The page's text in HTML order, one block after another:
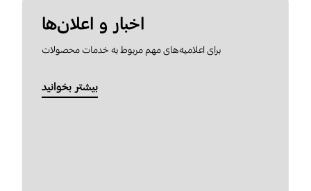
اخبار و اعلان‌ها
برای اعلامیه‌های مهم مربوط به خدمات محصولات
بیشتر بخوانید